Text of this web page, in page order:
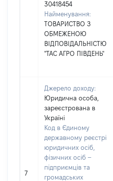
30418454
Найменування:
ТОВАРИСТВО З
ОБМЕЖЕНОЮ
ВІДПОВІДАЛЬНІСТЮ
"ТАС АГРО ПІВДЕНЬ"
7
Джерело доходу:
Юридична особа,
зареєстрована в
Україні
Код в Єдиному
державному реєстрі
юридичних осіб,
фізичних осіб –
підприємців та
громадських